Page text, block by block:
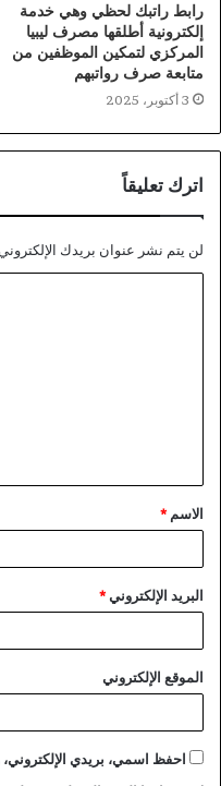
رابط راتبك لحظي وهي خدمة
إلكترونية أطلقها مصرف ليبيا
المركزي لتمكين الموظفين من
متابعة صرف رواتبهم
3 أكتوبر، 2025
اترك تعليقاً
لن يتم نشر عنوان بريدك
ق
*
الاسم *
البريد الإلكتروني*
الموقع الإلكتروني
احفظ اسمي، بريدي الإلكتروني،